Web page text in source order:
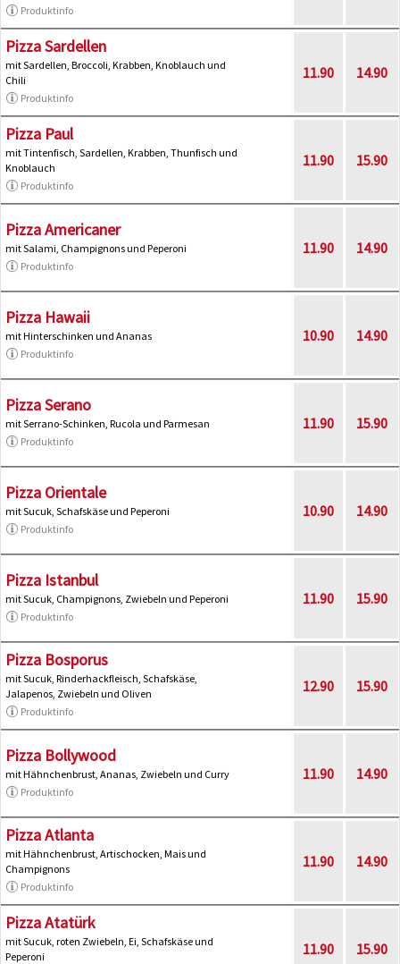
Produktinfo
Pizza Sardellen
mit Sardellen, Broccoli, Krabben, Knoblauch und
Chili
Produktinfo
11.90 14.90
Pizza Paul
mit Tintenfisch, Sardellen, Krabben, Thunfisch und
Knoblauch
Produktinfo
11.90 15.90
Pizza Americaner
mit Salami, Champignons und Peperoni
Produktinfo
11.90 14.90
Pizza Hawaii
mit Hinterschinken und Ananas
Produktinfo
10.90 14.90
Pizza Serano
mit Serrano-Schinken, Rucola und Parmesan
Produktinfo
11.90 15.90
Pizza Orientale
mit Sucuk, Schafskäse und Peperoni
Produktinfo
10.90 14.90
Pizza Istanbul
mit Sucuk, Champignons, Zwiebeln und Peperoni
Produktinfo
11.90 15.90
Pizza Bosporus
mit Sucuk, Rinderhackfleisch, Schafskäse,
Jalapenos, Zwiebeln und Oliven
Produktinfo
12.90 15.90
Pizza Bollywood
mit Hähnchenbrust, Ananas, Zwiebeln und Curry
Produktinfo
11.90 14.90
Pizza Atlanta
mit Hähnchenbrust, Artischocken, Mais und
Champignons
Produktinfo
11.90 14.90
Pizza Atatürk
mit Sucuk, roten Zwiebeln, Ei, Schafskäse und
Peperoni
11.90 15.90